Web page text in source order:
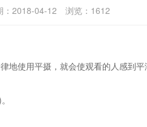
2018-04-12 浏览： 1612
地使用平摄，就会使观看的人感到